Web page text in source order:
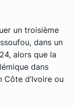
un troisième
dans un
alors que la
dans
d’Ivoire ou